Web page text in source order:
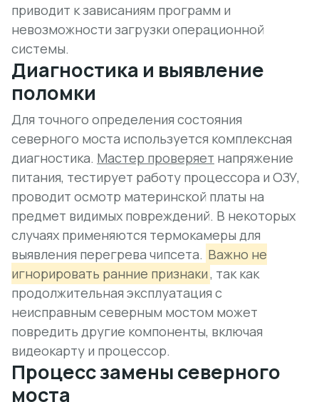
приводит к зависаниям программ и
невозможности загрузки операционной
системы.
Диагностика и выявление
поломки
Для точного определения состояния
северного моста используется комплексная
диагностика. Мастер проверяет напряжение
питания, тестирует работу процессора и ОЗУ,
проводит осмотр материнской платы на
предмет видимых повреждений. В некоторых
случаях применяются термокамеры для
выявления перегрева чипсета. Важно не
игнорировать ранние признаки, так как
продолжительная эксплуатация с
неисправным северным мостом может
повредить другие компоненты, включая
видеокарту и процессор.
Процесс замены северного
моста